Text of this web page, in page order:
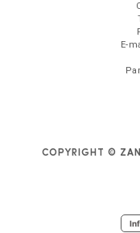
E-
COPYRIGHT ©